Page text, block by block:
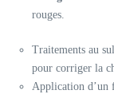
rouges.
Traitements au
pour corriger la
Application d’un